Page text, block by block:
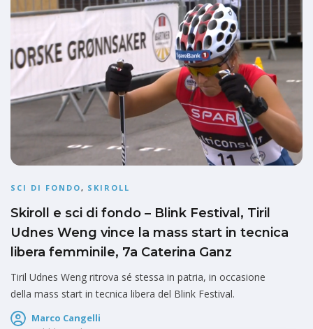
SCI DI FONDO, SKIROLL
Skiroll e sci di fondo – Blink Festival, Tiril
Udnes Weng vince la mass start in tecnica
libera femminile, 7a Caterina Ganz
Tiril Udnes Weng ritrova sé stessa in patria, in occasione
della mass start in tecnica libera del Blink Festival.
Marco Cangelli